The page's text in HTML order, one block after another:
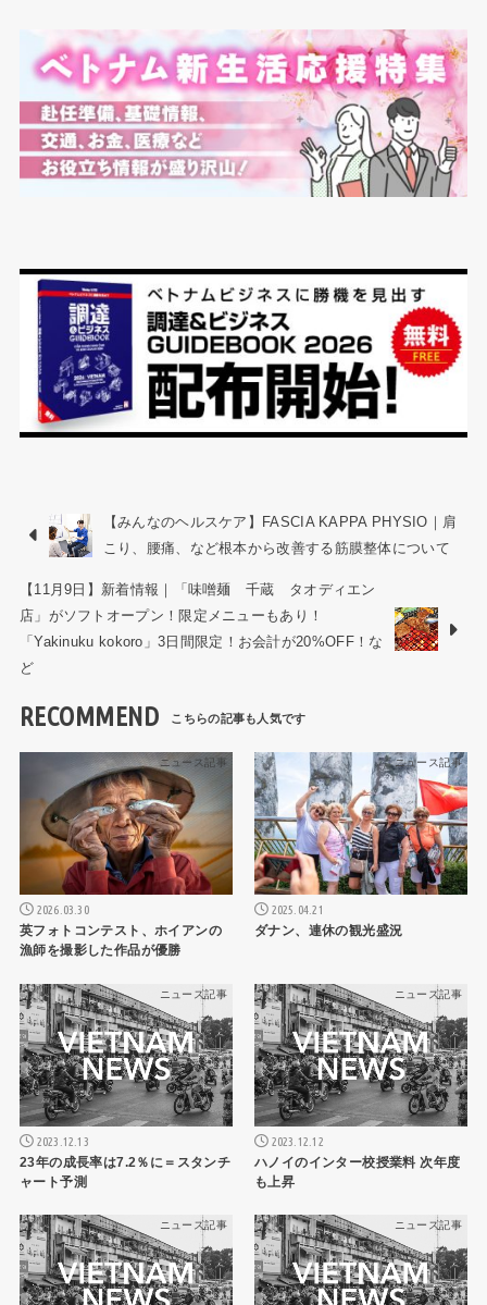
【みんなのヘルスケア】FASCIA KAPPA PHYSIO｜肩
こり、腰痛、など根本から改善する筋膜整体について
【11月9日】新着情報｜「味噌麺 千蔵 タオディエン
店」がソフトオープン！限定メニューもあり！
「Yakinuku kokoro」3日間限定！お会計が20%OFF！な
ど
RECOMMEND
ニュース記事
2026.03.30
英フォトコンテスト、ホイアンの
漁師を撮影した作品が優勝
ニュース記事
2025.04.21
ダナン、連休の観光盛況
ニュース記事
2023.12.13
23年の成長率は7.2％に＝スタンチ
ャート予測
ニュース記事
2023.12.12
ハノイのインター校授業料 次年度
も上昇
ニュース記事 ニュース記事